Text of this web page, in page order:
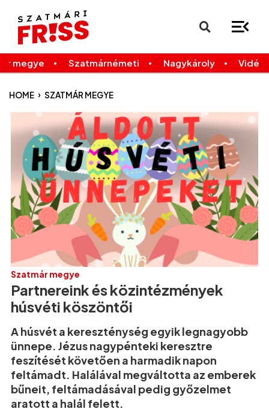
Legfrissebb
megye Szatmárnémeti Nagykároly Vidék
HOME › SZATMÁR MEGYE
Szatmár megye
Partnereink és közintézmények
húsvéti köszöntői
A húsvét a kereszténység egyik legnagyobb
ünnepe. Jézus nagypénteki keresztre
feszítését követően a harmadik napon
feltámadt. Halálával megváltotta az emberek
bűneit, feltámadásával pedig győzelmet
aratott a halál felett.